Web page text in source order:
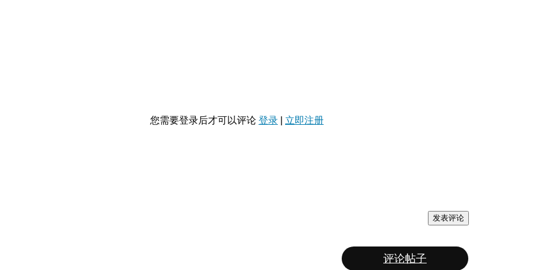
您需要登录后才可以评论 登录 立即注册
发表评论
评论帖子